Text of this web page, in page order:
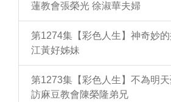
蓮教會張榮光 徐淑華夫婦
第1274集【彩色人生】神奇妙
江黃好姊妹
第1273集【彩色人生】不為明
訪麻豆教會陳榮隆弟兄